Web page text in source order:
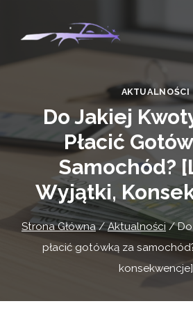
treści
AKTUALNOŚCI
Do Jakiej
Płacić
Samochód?
Wyjątki,
Strona Główna / Aktualności /
płacić gotówką za
konsekwencje]